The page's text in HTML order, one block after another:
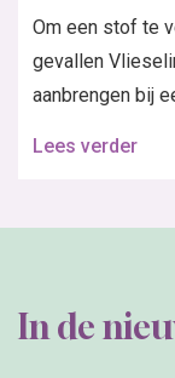
Om een stof te
gevallen
aanbrengen bij
Lees verder
In de